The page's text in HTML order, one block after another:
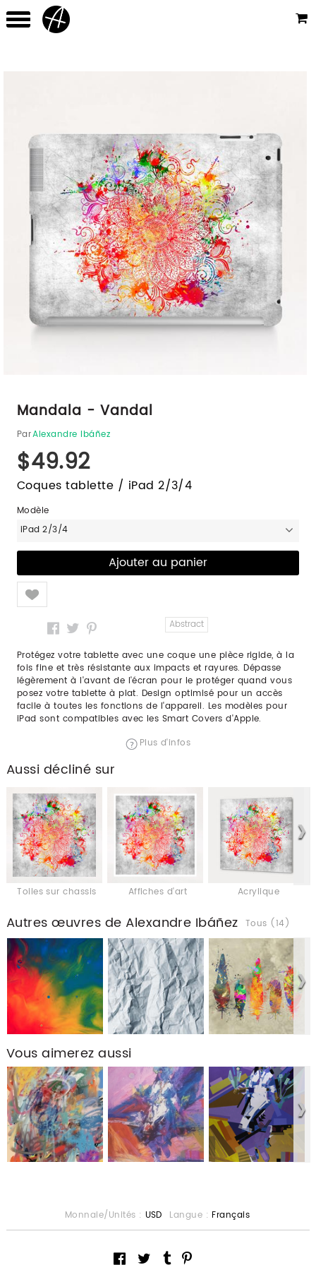
Mandala - Vandal
ParAlexandre Ibáñez
$49.92
Coques tablette / iPad 2/3/4
Modèle
iPad 2/3/4
Like
Abstract
Protégez votre tablette avec une coque une pièce rigide, à la
fois fine et très résistante aux impacts et rayures. Dépasse
légèrement à l'avant de l'écran pour le protéger quand vous
posez votre tablette à plat. Design optimisé pour un accès
facile à toutes les fonctions de l'appareil. Les modèles pour
iPad sont compatibles avec les Smart Covers d'Apple.
Plus d'infos
Aussi décliné sur
Toiles sur chassis Affiches d'art Acrylique
Autres œuvres de Alexandre Ibáñez Tous (14)
Vous aimerez aussi
Monnaie/Unités : USD Langue : Français